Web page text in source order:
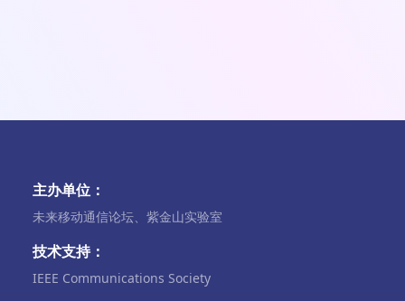
主办单位：
未来移动通信论坛、紫金山实验室
技术支持：
IEEE Communications Society